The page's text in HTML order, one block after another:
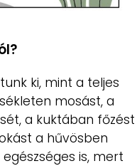
ki, mint a teljes
mosást, a
a kuktában főzést
a hűvösben
is, mert